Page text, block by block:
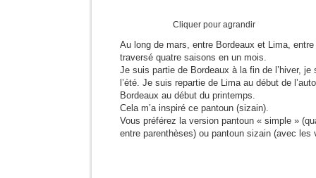
Cliquer pour agrandir
Au long de mars, entre Bordeaux et Lima, entre
traversé quatre saisons en un mois.
Je suis partie de Bordeaux à la fin de l’hiver,
l’été. Je suis repartie de Lima au début de
Bordeaux au début du printemps.
Cela m’a inspiré ce pantoun (sizain).
Vous préférez la version pantoun « simple »
entre parenthèses) ou pantoun sizain (avec les